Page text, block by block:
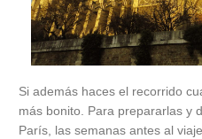
Si además haces el recorrido
más bonito. Para prepararlas y
París, las semanas antes al